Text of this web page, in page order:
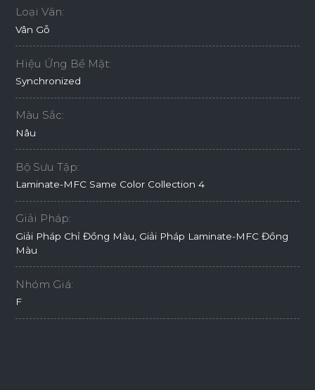
Loại Vân:
Vân Gỗ
Hiệu Ứng Bề Mặt:
Synchronized
Màu Sắc:
Nâu
Bộ Sưu Tập:
Laminate-MFC Same Color Collection 4
Giải Pháp:
Giải Pháp Chỉ Đồng Màu, Giải Pháp Laminate-MFC Đồng
Màu
Nhóm Giá:
F